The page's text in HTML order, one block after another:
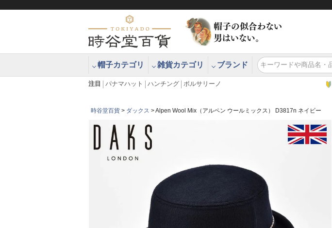
帽子カテゴリ 雑貨カテゴリ ブランド
注目 パナマハット ハンチング ボルサリーノ
時谷堂百貨 ダックス Alpen Wool Mix（アルペン ウールミックス） D3817n ネイビー